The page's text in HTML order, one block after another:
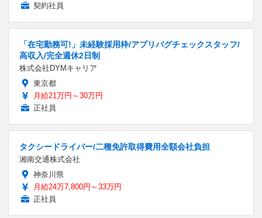
契約社員
「在宅勤務可!」未経験採用枠/アプリバグチェックスタッフ/
高収入/完全週休2日制
株式会社DYMキャリア
東京都
月給21万円～30万円
正社員
タクシードライバー/二種免許取得費用全額会社負担
湘南交通株式会社
神奈川県
月給24万7,800円～33万円
正社員